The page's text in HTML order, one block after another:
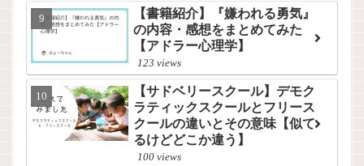
【書籍紹介】『嫌われる勇気』
の内容・感想をまとめてみた
【アドラー心理学】
123 views
【サドベリースクール】デモク
ラティックスクールとフリース
クールの違いとその意味【似て
るけどどこか違う】
100 views